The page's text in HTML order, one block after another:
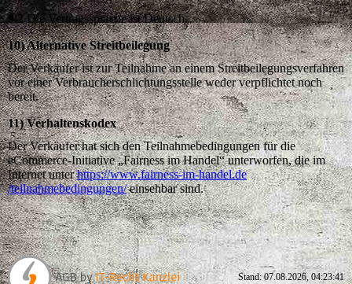
9.2Die Vertragssprache ist Deutsch.
10) Alternative Streitbeilegung
Der Verkäufer ist zur Teilnahme an einem Streitbeilegungsverfahren
vor einer Verbraucherschlichtungsstelle weder verpflichtet noch
bereit.
11) Verhaltenskodex
Der Verkäufer hat sich den Teilnahmebedingungen für die
eCommerce-Initiative „Fairness im Handel“ unterworfen, die im
Internet unterhttps://www.fairness-im-handel.de
/teilnahmebedingungen/einsehbar sind.
Stand: 07.08.2026, 04:23:41